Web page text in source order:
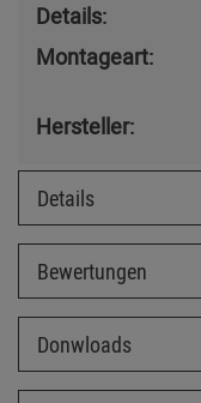
Details:
Montageart:
Hersteller:
Details
Bewertungen
Donwloads